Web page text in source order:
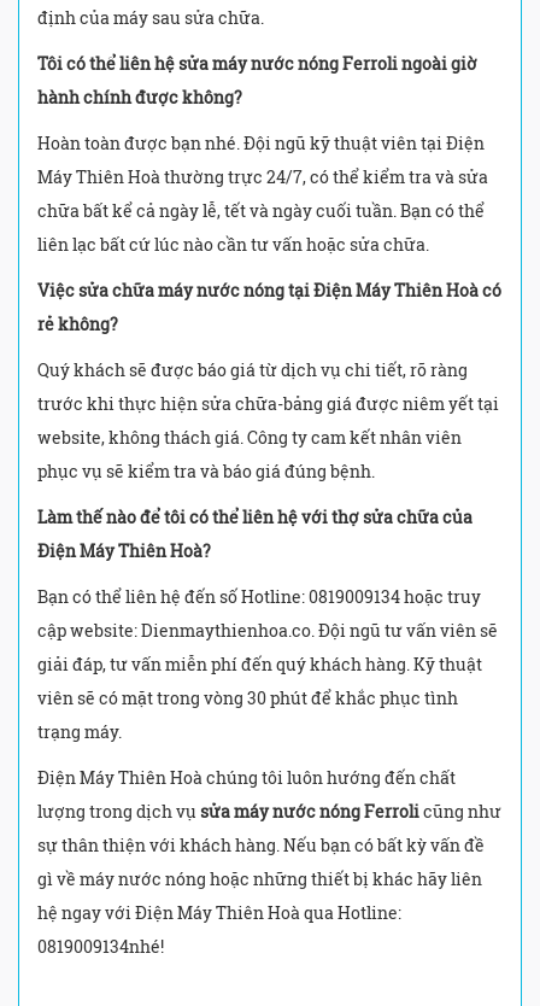
định của máy sau sửa chữa.
Tôi có thể liên hệ sửa máy nước nóng Ferroli ngoài giờ
hành chính được không?
Hoàn toàn được bạn nhé. Đội ngũ kỹ thuật viên tại Điện
Máy Thiên Hoà thường trực 24/7, có thể kiểm tra và sửa
chữa bất kể cả ngày lễ, tết và ngày cuối tuần. Bạn có thể
liên lạc bất cứ lúc nào cần tư vấn hoặc sửa chữa.
Việc sửa chữa máy nước nóng tại Điện Máy Thiên Hoà có
rẻ không?
Quý khách sẽ được báo giá từ dịch vụ chi tiết, rõ ràng
trước khi thực hiện sửa chữa-bảng giá được niêm yết tại
website, không thách giá. Công ty cam kết nhân viên
phục vụ sẽ kiểm tra và báo giá đúng bệnh.
Làm thế nào để tôi có thể liên hệ với thợ sửa chữa của
Điện Máy Thiên Hoà?
Bạn có thể liên hệ đến số Hotline: 0819009134 hoặc truy
cập website: Dienmaythienhoa.co. Đội ngũ tư vấn viên sẽ
giải đáp, tư vấn miễn phí đến quý khách hàng. Kỹ thuật
viên sẽ có mặt trong vòng 30 phút để khắc phục tình
trạng máy.
Điện Máy Thiên Hoà chúng tôi luôn hướng đến chất
lượng trong dịch vụ sửa máy nước nóng Ferrolicũng như
sự thân thiện với khách hàng. Nếu bạn có bất kỳ vấn đề
gì về máy nước nóng hoặc những thiết bị khác hãy liên
hệ ngay với Điện Máy Thiên Hoà qua Hotline:
0819009134nhé!